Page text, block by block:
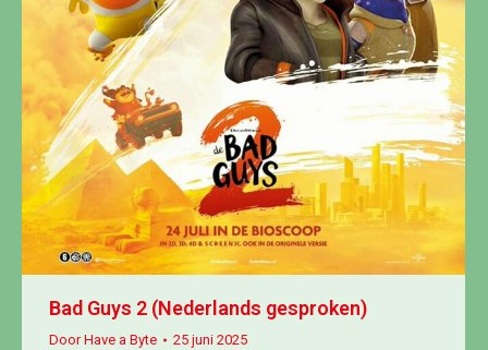
Bad Guys 2 (Nederlands gesproken)
DoorHave a Byte 25 juni 2025